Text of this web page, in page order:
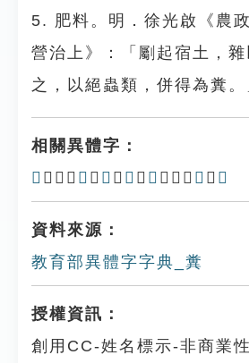
5. 肥料。明．徐光啟《農
營治上》：「劚起宿土，
之，以絕蟲類，併得為糞。
相關異體字：
𥻔 、𡐢、 𤲲 、 𥻎 、 𥼇 、 𥼈 、𨤝、 𨤚 、 𥻰
資料來源：
教育部異體字字典_糞
授權資訊：
創用CC-姓名標示-非商業